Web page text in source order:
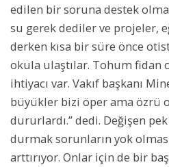
edilen bir soruna destek
su gerek dediler ve projeler,
derken kısa bir süre önce
okula ulaştılar. Tohum fidan
ihtiyacı var. Vakıf başkanı
büyükler bizi öper ama özrü
dururlardı.” dedi. Değişen
durmak sorunların yok
arttırıyor. Onlar için de bir